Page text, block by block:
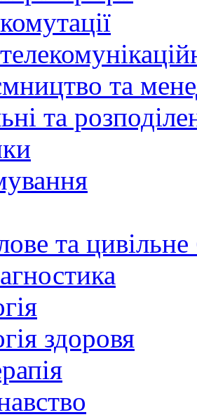
та
та
та цивільне
здоровя